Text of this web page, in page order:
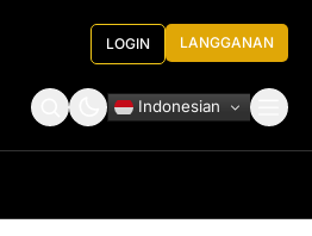
LOGIN LANGGANAN
Indonesian